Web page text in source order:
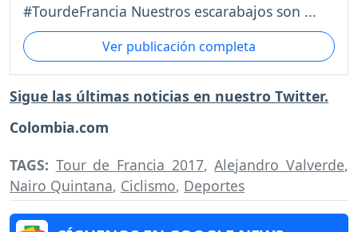
#TourdeFrancia Nuestros escarabajos son ...
Ver publicación completa
Sigue las últimas noticias en nuestro Twitter.
Colombia.com
TAGS: Tour de Francia 2017,Alejandro Valverde,
Nairo Quintana, Ciclismo, Deportes